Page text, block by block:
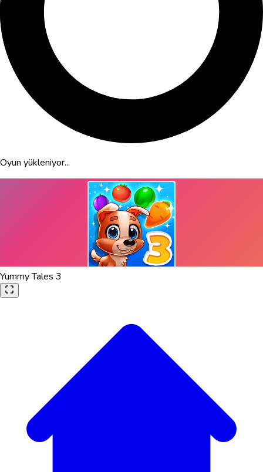
Oyun yükleniyor...
Yummy Tales 3